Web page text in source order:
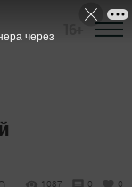
1087 0 0
через